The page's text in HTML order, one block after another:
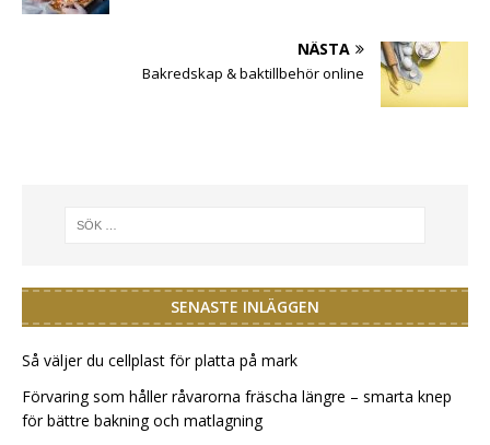
NÄSTA
Bakredskap & baktillbehör online
SENASTE INLÄGGEN
Så väljer du cellplast för platta på mark
Förvaring som håller råvarorna fräscha längre – smarta knep
för bättre bakning och matlagning